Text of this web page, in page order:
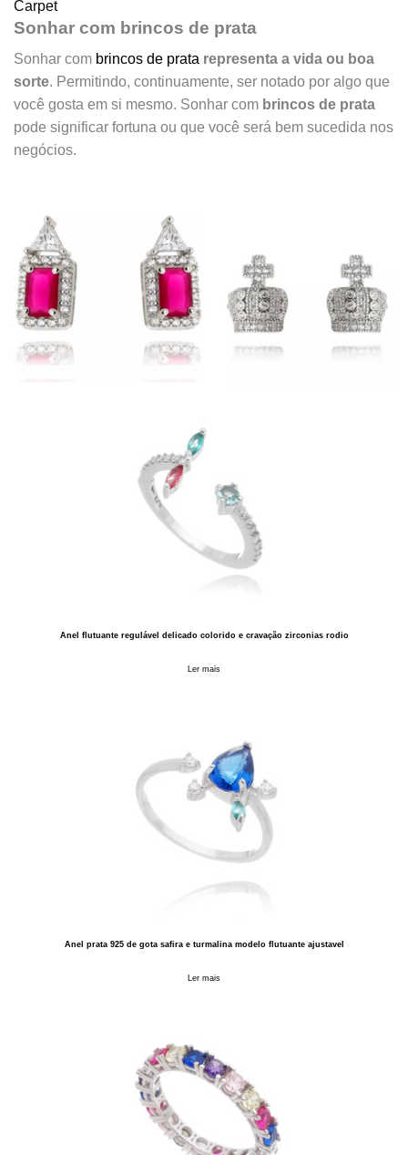
Carpet
Sonhar com brincos de prata
Sonhar com brincos de prata representa a vida ou boa
sorte. Permitindo, continuamente, ser notado por algo que
você gosta em si mesmo. Sonhar com brincos de prata
pode significar fortuna ou que você será bem sucedida nos
negócios.
Anel flutuante regulável delicado colorido e cravação zirconias rodio
Ler mais
Anel prata 925 de gota safira e turmalina modelo flutuante ajustavel
Ler mais